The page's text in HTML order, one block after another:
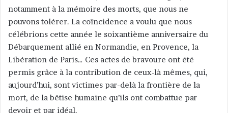
notamment à la mémoire des morts, que nous ne
pouvons tolérer. La coïncidence a voulu que nous
célébrions cette année le soixantième anniversaire du
Débarquement allié en Normandie, en Provence, la
Libération de Paris… Ces actes de bravoure ont été
permis grâce à la contribution de ceux-là mêmes, qui,
aujourd’hui, sont victimes par-delà la frontière de la
mort, de la bêtise humaine qu’ils ont combattue par
devoir et par idéal.